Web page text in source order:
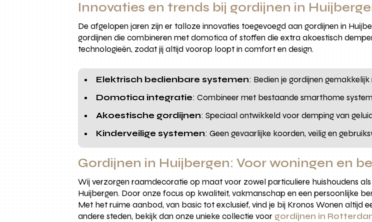
Innovaties en trends bij gordijnen in
De afgelopen jaren zijn er talloze innovaties toegevoegd aan gordijnen in
gordijnen die combineren met domotica of stoffen die extra akoestisch
technologieën, zodat jij altijd voorop loopt in comfort en design.
Elektrisch bedienbare systemen: Bedien je gordijnen
Domotica integratie: Combineer met bestaande smarthome
Akoestische gordijnen: Speciaal ontwikkeld voor demping van
Kinderveilige systemen: Geen gevaarlijke koorden, veilig en
Gordijnen in Huijbergen: Voor woningen en
Wij verzorgen raamdecoratie op maat voor zowel particuliere huishoudens
Huijbergen. Door onze focus op kwaliteit, vakmanschap en een persoonlijke
Met het ruime aanbod, van basic tot exclusief, vind je bij Kronos Wonen altijd
andere steden, bekijk dan onze unieke collectie voor gordijnen in